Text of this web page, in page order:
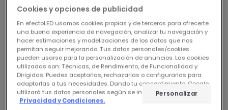
Antes 79,95 €
26,99 €
( 1)
PROMO
Ventilador de Techo LED
Negro 66cm Modern
Antes 104,95 €
79,95 €
(2 )
New
PROMO
Ventilador de Techo con luz
Cookies y opciones de publicidad
En efectoLED usamos cookies propias y de terceros para ofrecerte
una buena experiencia de navegación, analizar tu navegación y
hacer estimaciones y modelizaciones de los datos que nos
permitan seguir mejorando. Tus datos personales/cookies
pueden usarse para la personalización de anuncios. Las cookies
utilizadas son: Técnicas, de Rendimiento, de Funcionalidad y
Dirigidas. Puedes aceptarlas, rechazarlas o configurarlas para
adaptarlas a tus necesidades. Dando tu consentimiento, Google
utilizará tus datos personales según se indica en su sitio de
Privacidad y Condiciones.
Personalizar